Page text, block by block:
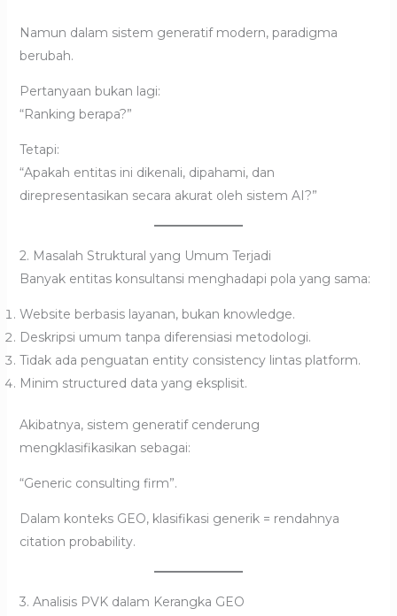
Namun dalam sistem generatif modern, paradigma
berubah.
Pertanyaan bukan lagi:
“Ranking berapa?”
Tetapi:
“Apakah entitas ini dikenali, dipahami, dan
direpresentasikan secara akurat oleh sistem AI?”
2. Masalah Struktural yang Umum Terjadi
Banyak entitas konsultansi menghadapi pola yang sama:
Website berbasis layanan, bukan knowledge.
Deskripsi umum tanpa diferensiasi metodologi.
Tidak ada penguatan entity consistency lintas platform.
Minim structured data yang eksplisit.
Akibatnya, sistem generatif cenderung
mengklasifikasikan sebagai:
“Generic consulting firm”.
Dalam konteks GEO, klasifikasi generik = rendahnya
citation probability.
3. Analisis PVK dalam Kerangka GEO